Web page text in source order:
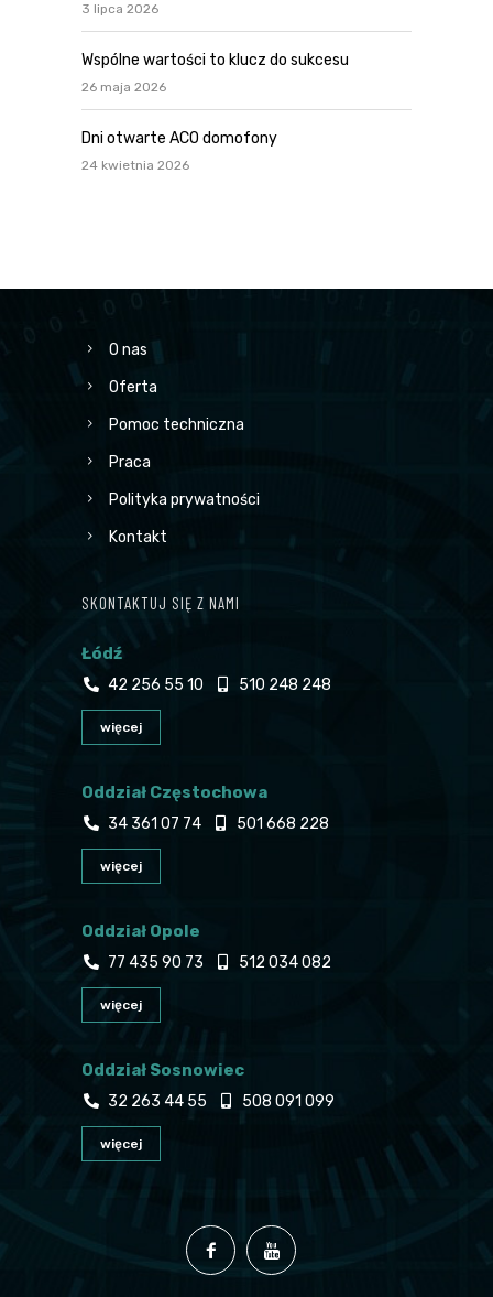
3 lipca 2026
Wspólne wartości to klucz do sukcesu
26 maja 2026
Dni otwarte ACO domofony
24 kwietnia 2026
O nas
Oferta
Pomoc techniczna
Praca
Polityka prywatności
Kontakt
SKONTAKTUJ SIĘ Z NAMI
Łódź
42 256 55 10 510 248 248
więcej
Oddział Częstochowa
34 361 07 74 501 668 228
więcej
Oddział Opole
77 435 90 73 512 034 082
więcej
Oddział Sosnowiec
32 263 44 55 508 091 099
więcej